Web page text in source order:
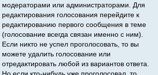
модераторами или администраторами. Для
редактирования голосования перейдите к
редактированию первого сообщения в теме
(голосование всегда связан именно с ним).
Если никто не успел проголосовать, то вы
можете удалить голосование или
отредактировать любой из вариантов ответа.